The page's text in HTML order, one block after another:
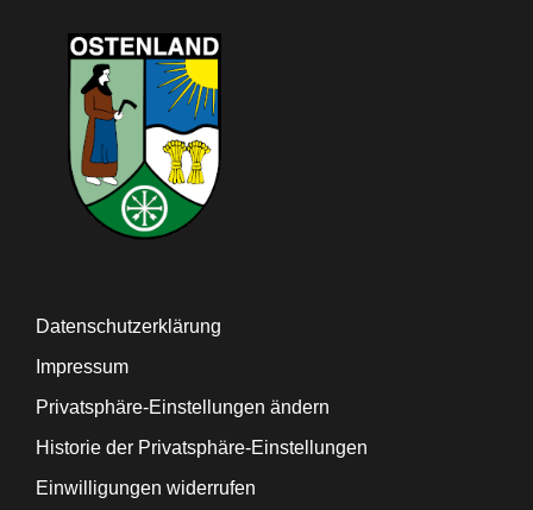
Datenschutzerklärung
Impressum
Privatsphäre-Einstellungen ändern
Historie der Privatsphäre-Einstellungen
Einwilligungen widerrufen